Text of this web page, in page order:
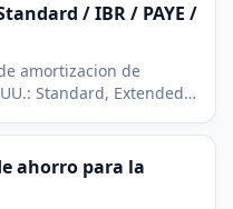
/ IBR / PAYE /
amortizacion de
Standard, Extended,
ahorro para la